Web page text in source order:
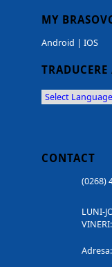
MY
Android | IOS
CONTACT
(0268)
LUNI-